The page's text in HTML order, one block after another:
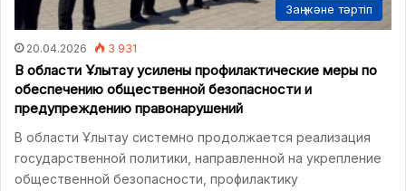
Заң және тәртіп
20.04.2026 3 931
В области Ұлытау усилены профилактические меры по
обеспечению общественной безопасности и
предупреждению правонарушений
В области Ұлытау системно продолжается реализация
государственной политики, направленной на укрепление
общественной безопасности, профилактику